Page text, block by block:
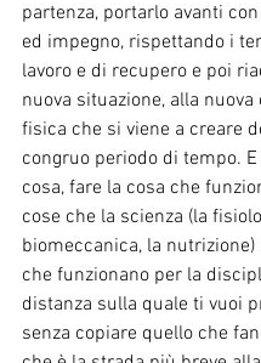
partenza, portarlo avanti
ed impegno, rispettando i
lavoro e di recupero e poi
nuova situazione, alla nuova
fisica che si viene a creare
congruo periodo di tempo.
cosa, fare la cosa che
cose che la scienza (la
biomeccanica, la nutrizione)
che funzionano per la
distanza sulla quale ti vuoi
senza copiare quello che